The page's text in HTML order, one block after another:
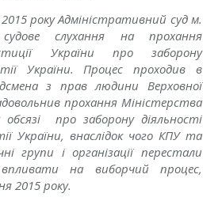
року Адміністративний суд м.
слухання на прохання
України про заборону
України. Процес проходив в
з прав людини Верховної
прохання Міністерства
про заборону діяльності
України, внаслідок чого КПУ та
групи і організації перестали
на виборчий процес,
2015 року.